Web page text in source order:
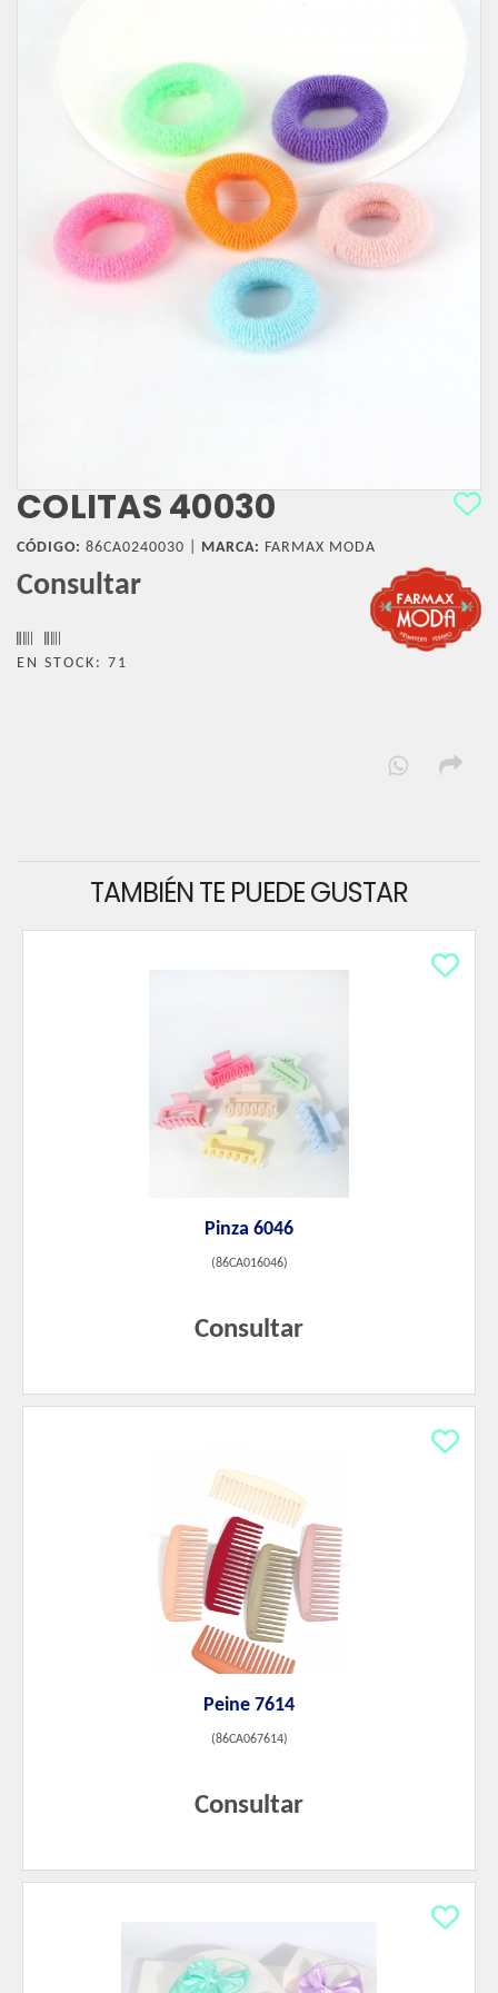
COLITAS 40030
CÓDIGO: 86CA0240030 | MARCA: FARMAX MODA
Consultar
EN STOCK: 71
TAMBIÉN TE PUEDE GUSTAR
Pinza 6046
(86CA016046)
Consultar
Peine 7614
(86CA067614)
Consultar